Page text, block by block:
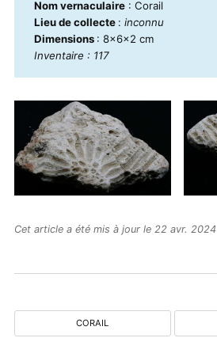
Nom vernaculaire: Corail
Lieu de collecte : inconnu
Dimensions : 8x6x2 cm
Inventaire : 117
Cet article a été mis à jour le 22 avr. 2024
CORAIL